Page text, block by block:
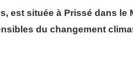
est située à Prissé dans le
du changement